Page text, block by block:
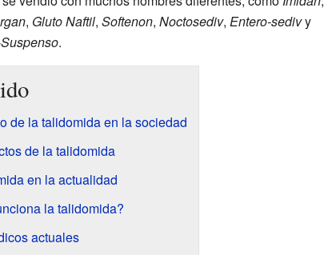
, Gluto Naftil, Softenon, Noctosediv, Entero-sedivy
.
de la talidomida en la sociedad
de la talidomida
en la actualidad
la talidomida?
actuales